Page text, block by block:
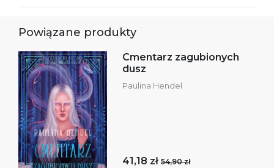
Powiązane produkty
Cmentarz zagubionych
dusz
Paulina Hendel
41,18 zł 54,90 zł